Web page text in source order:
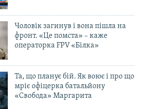
Чоловік загинув і вона пішла на
фронт. «Це помста» – каже
операторка FPV «Білка»
Та, що планує бій. Як воює і про що
мріє офіцерка батальйону
«Свобода» Маргарита